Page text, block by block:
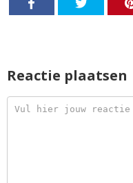
Reactie plaatsen